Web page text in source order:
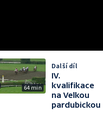
64 min
Další díl
IV.
kvalifikace
na Velkou
pardubickou